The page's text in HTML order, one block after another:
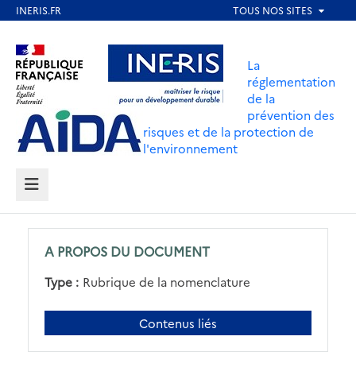
contenu
principal
Aller au contenu Aller au menu
Aller au pied de page
La
réglementation
de la
prévention des
risques et de la protection de
l'environnement
MENU
A PROPOS DU DOCUMENT
Type : Rubrique de la nomenclature
Contenus liés